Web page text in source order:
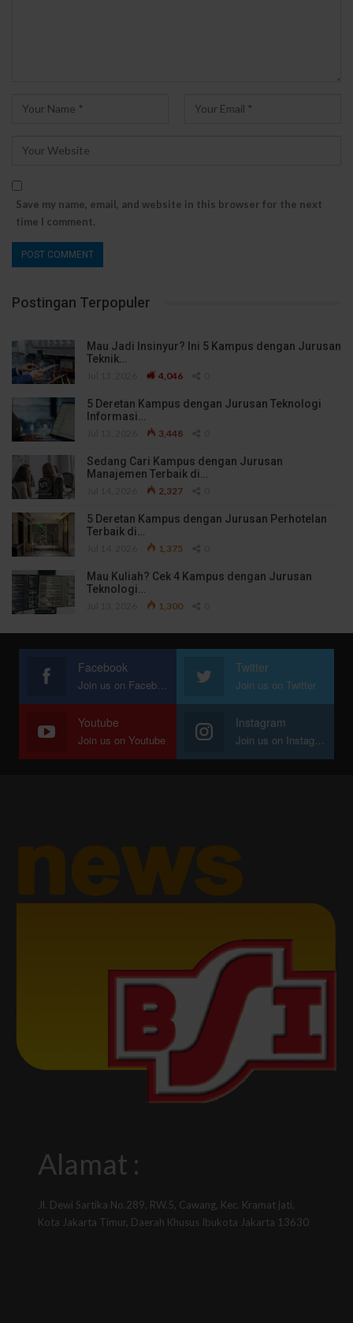
Save my name, email, and website in this browser for the next
time I comment.
Postingan Terpopuler
Mau Jadi Insinyur? Ini 5 Kampus dengan Jurusan
Teknik…
4,046
5 Deretan Kampus dengan Jurusan Teknologi
Informasi…
3,448
Sedang Cari Kampus dengan Jurusan
Manajemen Terbaik di…
2,327
5 Deretan Kampus dengan Jurusan Perhotelan
Terbaik di…
1,375
Mau Kuliah? Cek 4 Kampus dengan Jurusan
Teknologi…
1,300
Facebook
Join us on Facebook
Twitter
Join us on Twitter
Youtube
Join us on Youtube
Instagram
Join us on Instagram
Alamat :
Jl. Dewi Sartika No.289, RW.5, Cawang, Kec. Kramat jati,
Kota Jakarta Timur, Daerah Khusus Ibukota Jakarta 13630